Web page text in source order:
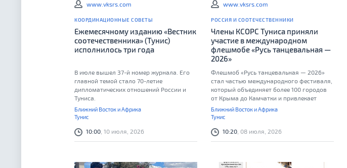
www.vksrs.com
КООРДИНАЦИОННЫЕ СОВЕТЫ
Ежемесячному изданию «Вестник
соотечественника» (Тунис)
исполнилось три года
В июле вышел 37-й номер журнала. Его
главной темой стало 70-летие
дипломатических отношений России и
Туниса.
Ближний Восток и Африка
Тунис
10:00 , 10 июля, 2026
www.vksrs.com
РОССИЯ И СООТЕЧЕСТВЕННИКИ
Члены КСОРС Туниса приняли
участие в международном
флешмобе «Русь танцевальная —
2026»
Флешмоб «Русь танцевальная — 2026»
стал частью международного фестиваля,
который объединяет более 100 городов
от Крыма до Камчатки и привлекает
свыше 10 000 участников
Ближний Восток и Африка
Тунис
10:20 , 08 июля, 2026